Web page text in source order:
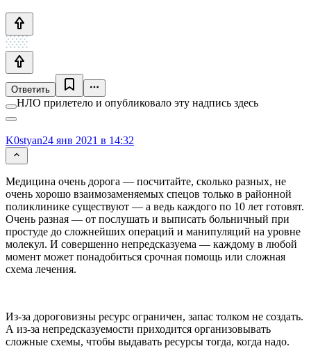
Ответить
НЛО прилетело и опубликовало эту надпись здесь
K0styan24 янв 2021 в 14:32
Медицина очень дорога — посчитайте, сколько разных, не
очень хорошо взаимозаменяемых спецов только в районной
поликлинике существуют — а ведь каждого по 10 лет готовят.
Очень разная — от послушать и выписать больничный при
простуде до сложнейших операций и манипуляций на уровне
молекул. И совершенно непредсказуема — каждому в любой
момент может понадобиться срочная помощь или сложная
схема лечения.
Из-за дороговизны ресурс ограничен, запас толком не создать.
А из-за непредсказуемости приходится организовывать
сложные схемы, чтобы выдавать ресурсы тогда, когда надо.